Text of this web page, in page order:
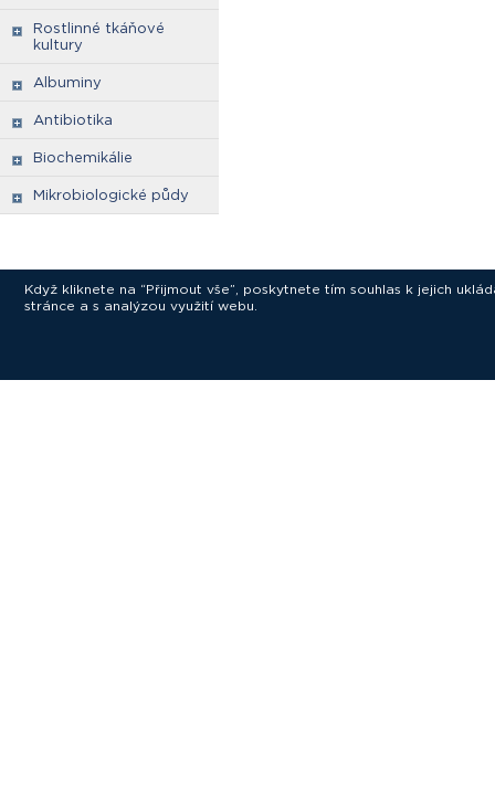
Rostlinné tkáňové
kultury
Albuminy
Antibiotika
Biochemikálie
Mikrobiologické půdy
Když kliknete na “Přijmout vše”, poskytnete tím souhlas k jejich
stránce a s analýzou využití webu.